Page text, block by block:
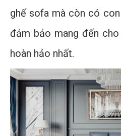
ghế sofa mà còn có
đảm bảo mang đến
hoàn hảo nhất.